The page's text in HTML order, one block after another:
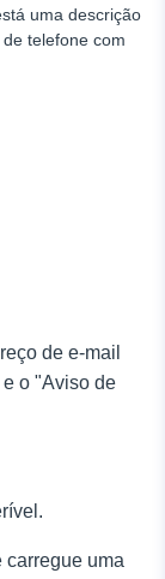
uma descrição
telefone com
de e-mail
o "Aviso de
carregue uma